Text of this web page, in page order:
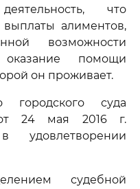
что
выплаты алиментов,
возможности
оказание помощи
он проживает.
городского суда
от 24 мая 2016 г.
удовлетворении
судебной